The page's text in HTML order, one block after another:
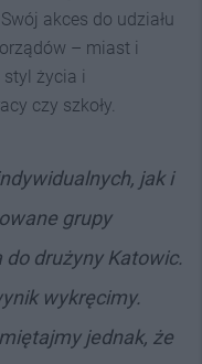
akces do udziału
– miast i
życia i
czy szkoły.
jak i
grupy
do drużyny Katowic.
wykręcimy.
jednak, że